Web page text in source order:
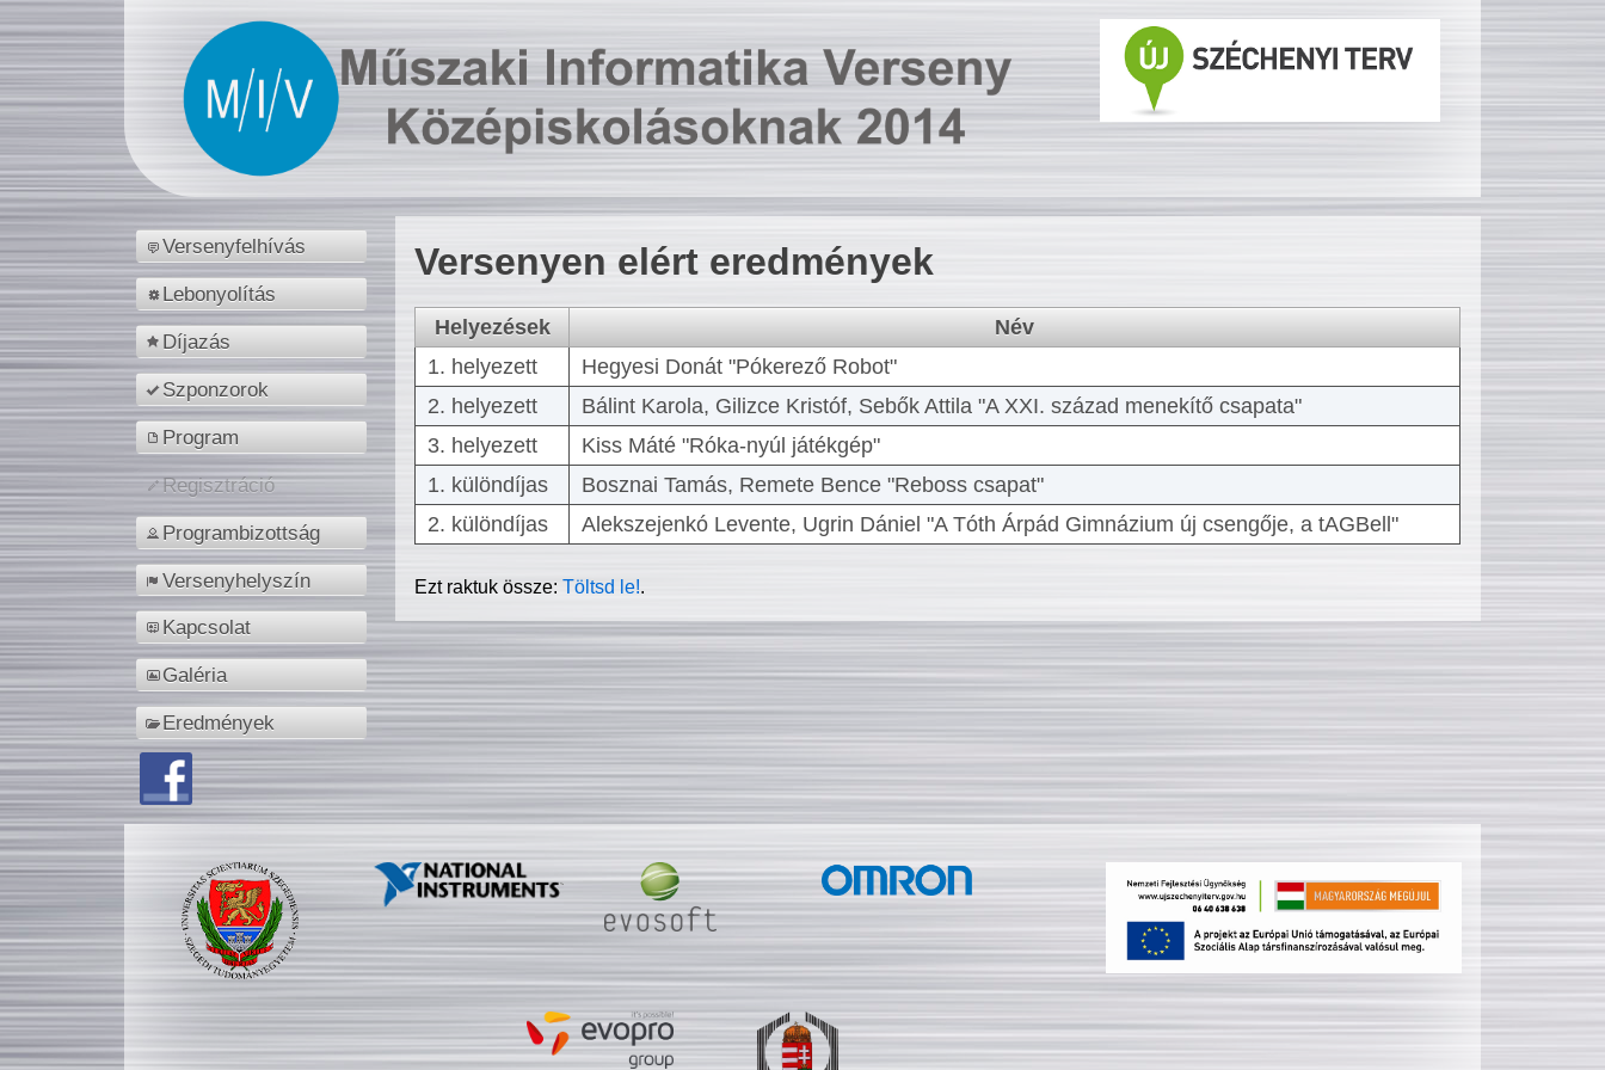
Versenyfelhívás
Lebonyolítás
Díjazás
Szponzorok
Program
Regisztráció
Programbizottság
Versenyhelyszín
Kapcsolat
Galéria
Eredmények
Versenyen elért eredmények
Helyezések
Név
1. helyezett
Hegyesi Donát "Pókerező Robot"
2. helyezett
Bálint Karola, Gilizce Kristóf, Sebők Attila "A XXI. század menekítő csapata"
3. helyezett
Kiss Máté "Róka-nyúl játékgép"
1. különdíjas
Bosznai Tamás, Remete Bence "Reboss csapat"
2. különdíjas
Alekszejenkó Levente, Ugrin Dániel "A Tóth Árpád Gimnázium új csengője, a tAGBell"
Ezt raktuk össze:Töltsd le!.